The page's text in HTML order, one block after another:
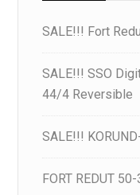
SALE!!! Fort
SALE!!! SSO
44/4 Reversible
SALE!!!
FORT REDUT 50-